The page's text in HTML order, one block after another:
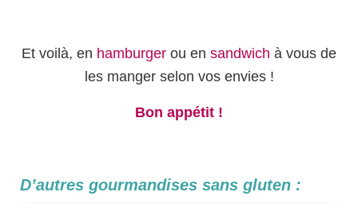
Et voilà, en hamburger ou en sandwich à vous de
les manger selon vos envies !
Bon appétit !
D’autres gourmandises sans gluten :